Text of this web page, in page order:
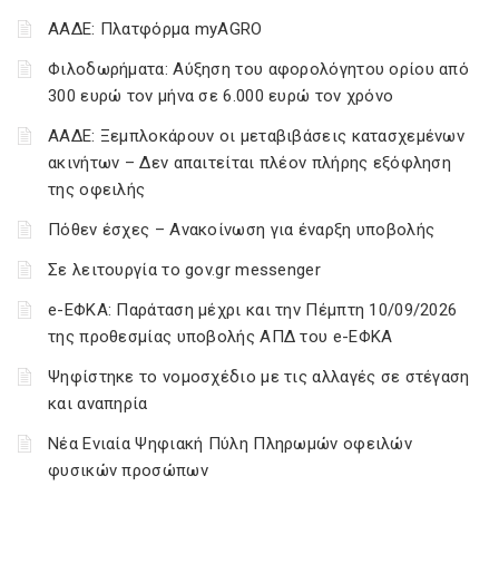
ΑΑΔΕ: Πλατφόρμα myAGRO
Φιλοδωρήματα: Αύξηση του αφορολόγητου ορίου από
300 ευρώ τον μήνα σε 6.000 ευρώ τον χρόνο
ΑΑΔΕ: Ξεμπλοκάρουν οι μεταβιβάσεις κατασχεμένων
ακινήτων – Δεν απαιτείται πλέον πλήρης εξόφληση
της οφειλής
Πόθεν έσχες – Ανακοίνωση για έναρξη υποβολής
Σε λειτουργία το gov.gr messenger
e-ΕΦΚΑ: Παράταση μέχρι και την Πέμπτη 10/09/2026
της προθεσμίας υποβολής ΑΠΔ του e-ΕΦΚΑ
Ψηφίστηκε το νομοσχέδιο με τις αλλαγές σε στέγαση
και αναπηρία
Νέα Ενιαία Ψηφιακή Πύλη Πληρωμών οφειλών
φυσικών προσώπων